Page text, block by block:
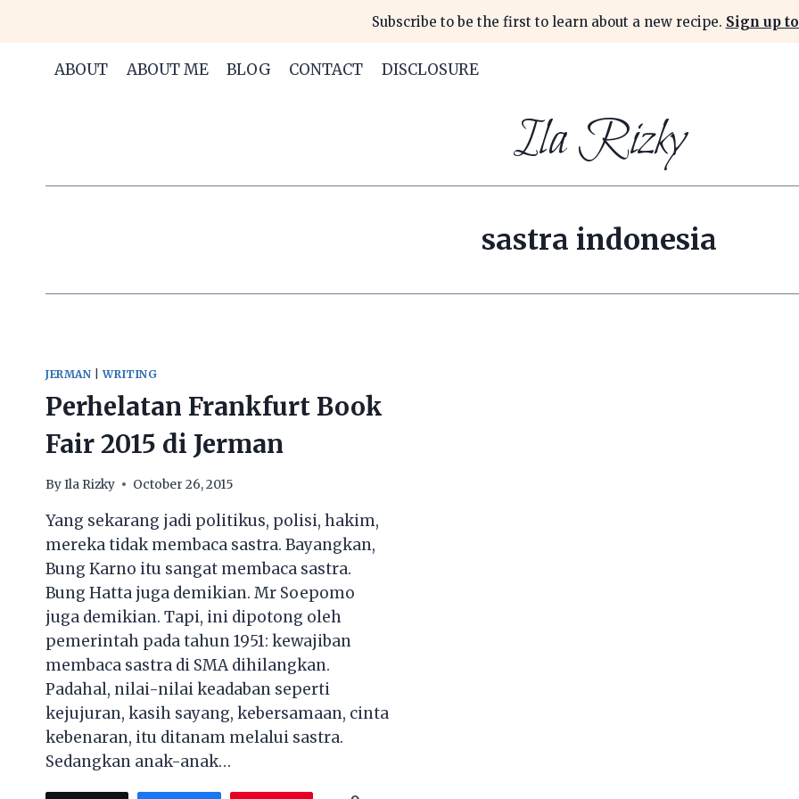
content
Subscribe to be the first to learn about a new recipe. Sign up
ABOUT ABOUT ME BLOG CONTACT DISCLOSURE
Ila Rizky
sastra indonesia
JERMAN |WRITING
Perhelatan Frankfurt Book
Fair 2015 di Jerman
ByIla Rizky October 26, 2015
Yang sekarang jadi politikus, polisi, hakim,
mereka tidak membaca sastra. Bayangkan,
Bung Karno itu sangat membaca sastra.
Bung Hatta juga demikian. Mr Soepomo
juga demikian. Tapi, ini dipotong oleh
pemerintah pada tahun 1951: kewajiban
membaca sastra di SMA dihilangkan.
Padahal, nilai-nilai keadaban seperti
kejujuran, kasih sayang, kebersamaan, cinta
kebenaran, itu ditanam melalui sastra.
Sedangkan anak-anak…